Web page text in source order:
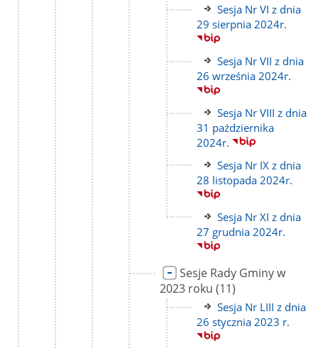
Link
do
strony
Sesja Nr VI z dnia
29 sierpnia 2024r.
Link
do
strony
Sesja Nr VII z dnia
26 września 2024r.
Link
do
strony
Sesja Nr VIII z dnia
31 października
2024r.
Link
do
strony
Sesja Nr IX z dnia
28 listopada 2024r.
Link
do
strony
Sesja Nr XI z dnia
27 grudnia 2024r.
Link
do
strony
Sesje Rady Gminy w
2023 roku liczba
podstron
(11)
Link
do
strony
Sesja Nr LIII z dnia
26 stycznia 2023 r.